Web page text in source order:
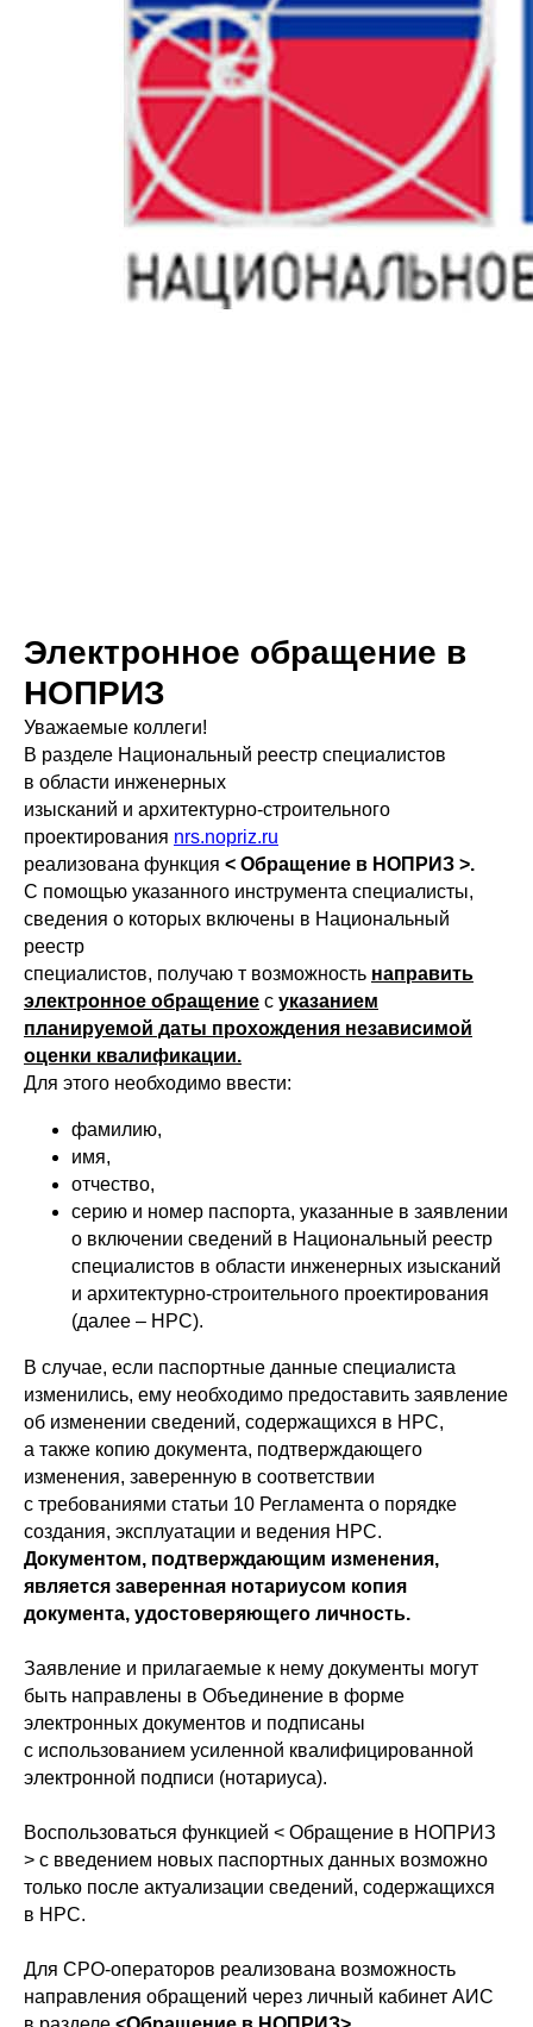
Электронное обращение в
НОПРИЗ
Уважаемые коллеги!
В разделе Национальный реестр специалистов
в области инженерных
изысканий и архитектурно-строительного
проектирования nrs.nopriz.ru
реализована функция < Обращение в НОПРИЗ >.
С помощью указанного инструмента специалисты,
сведения о которых включены в Национальный
реестр
специалистов, получаю т возможность направить
электронное обращение с указанием
планируемой даты прохождения независимой
оценки квалификации.
Для этого необходимо ввести:
фамилию,
имя,
отчество,
серию и номер паспорта, указанные в заявлении
о включении сведений в Национальный реестр
специалистов в области инженерных изысканий
и архитектурно-строительного проектирования
(далее – НРС).
В случае, если паспортные данные специалиста
изменились, ему необходимо предоставить заявление
об изменении сведений, содержащихся в НРС,
а также копию документа, подтверждающего
изменения, заверенную в соответствии
с требованиями статьи 10 Регламента о порядке
создания, эксплуатации и ведения НРС.
Документом, подтверждающим изменения,
является заверенная нотариусом копия
документа, удостоверяющего личность.
Заявление и прилагаемые к нему документы могут
быть направлены в Объединение в форме
электронных документов и подписаны
с использованием усиленной квалифицированной
электронной подписи (нотариуса).
Воспользоваться функцией < Обращение в НОПРИЗ
> с введением новых паспортных данных возможно
только после актуализации сведений, содержащихся
в НРС.
Для СРО-операторов реализована возможность
направления обращений через личный кабинет АИС